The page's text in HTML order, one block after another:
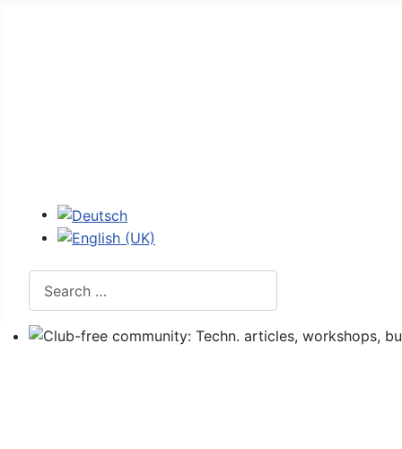
Select your language